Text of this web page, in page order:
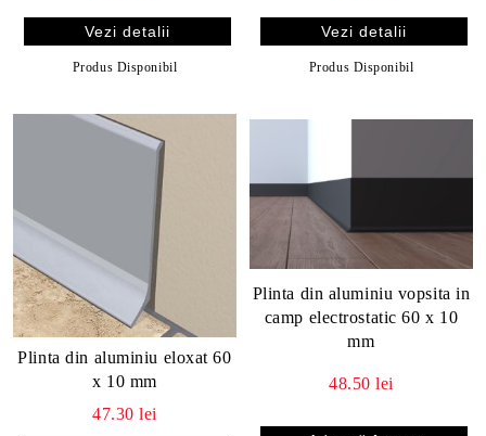
Vezi detalii
Produs Disponibil
Vezi detalii
Produs Disponibil
Plinta din aluminiu eloxat 60
x 10 mm
47.30 lei
Plinta din aluminiu vopsita in
camp electrostatic 60 x 10
mm
48.50 lei